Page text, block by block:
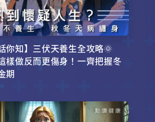
你知】三伏天養生全攻略🌞
樣做反而更傷身！一齊把握冬
期